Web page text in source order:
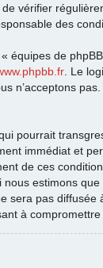
vérifier
des
équipes de
. Le
n’acceptons
pourrait
immédiat et
de ces
estimons
sera pas diffusée
à compromettre